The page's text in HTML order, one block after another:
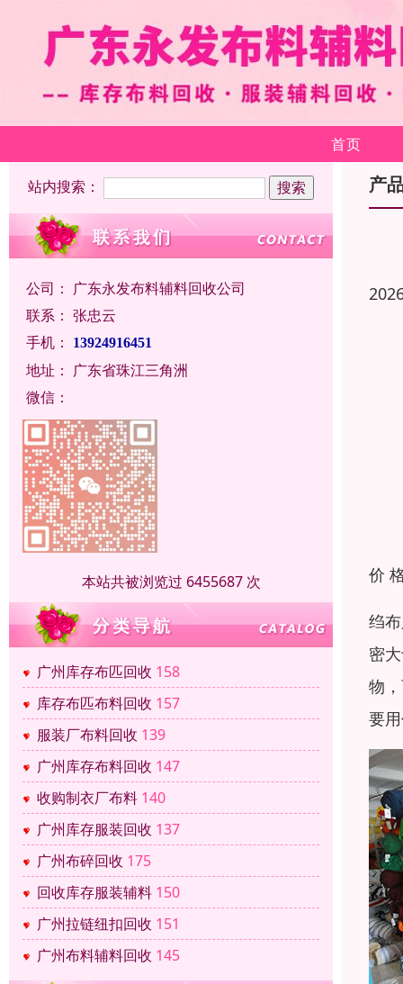
首页
站内搜索：
公司： 广东永发布料辅料回收公司
联系： 张忠云
手机：
13924916451
地址： 广东省珠江三角洲
微信：
本站共被浏览过 6455687 次
广州库存布匹回收 158
库存布匹布料回收 157
服装厂布料回收 139
广州库存布料回收 147
收购制衣厂布料 140
广州库存服装回收 137
广州布碎回收 175
回收库存服装辅料 150
广州拉链纽扣回收 151
广州布料辅料回收 145
产
价
绉
密
物
要